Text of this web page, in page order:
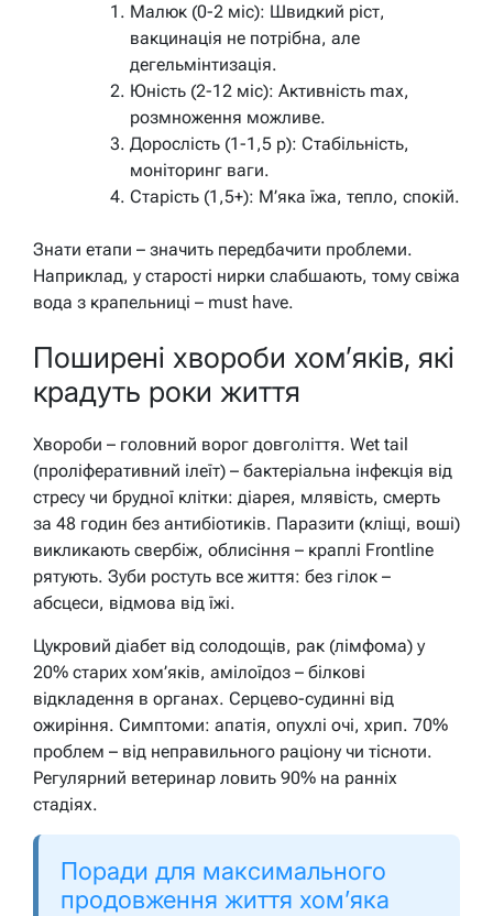
Малюк (0-2 міс): Швидкий ріст,
вакцинація не потрібна, але
дегельмінтизація.
Юність (2-12 міс): Активність max,
розмноження можливе.
Дорослість (1-1,5 р): Стабільність,
моніторинг ваги.
Старість (1,5+): М’яка їжа, тепло, спокій.
Знати етапи – значить передбачити проблеми.
Наприклад, у старості нирки слабшають, тому свіжа
вода з крапельниці – must have.
Поширені хвороби хом’яків, які
крадуть роки життя
Хвороби – головний ворог довголіття. Wet tail
(проліферативний ілеїт) – бактеріальна інфекція від
стресу чи брудної клітки: діарея, млявість, смерть
за 48 годин без антибіотиків. Паразити (кліщі, воші)
викликають свербіж, облисіння – краплі Frontline
рятують. Зуби ростуть все життя: без гілок –
абсцеси, відмова від їжі.
Цукровий діабет від солодощів, рак (лімфома) у
20% старих хом’яків, амілоїдоз – білкові
відкладення в органах. Серцево-судинні від
ожиріння. Симптоми: апатія, опухлі очі, хрип. 70%
проблем – від неправильного раціону чи тісноти.
Регулярний ветеринар ловить 90% на ранніх
стадіях.
Поради для максимального
продовження життя хом’яка